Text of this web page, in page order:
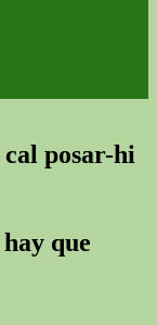
posar-hi
que